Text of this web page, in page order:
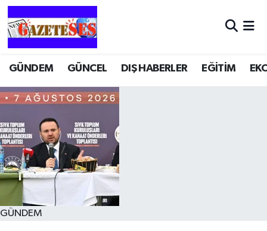
GÜNDEM GÜNCEL DIŞ HABERLER EĞİTİM
GÜNDEM